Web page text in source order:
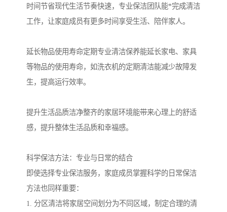
时间节省现代生活节奏快速，专业保洁团队能*完成清洁
工作，让家庭成员有更多时间享受生活、陪伴家人。
延长物品使用寿命定期专业清洁保养能延长家电、家具
等物品的使用寿命，如洗衣机的定期清洁能减少故障发
生，提高运行效率。
提升生活品质洁净整齐的家居环境能带来心理上的舒适
感，提升整体生活品质和幸福感。
科学保洁方法：专业与日常的结合
即使选择专业保洁服务，家庭成员掌握科学的日常保洁
方法也同样重要：
1. 分区清洁将家居空间划分为不同区域，制定合理的清